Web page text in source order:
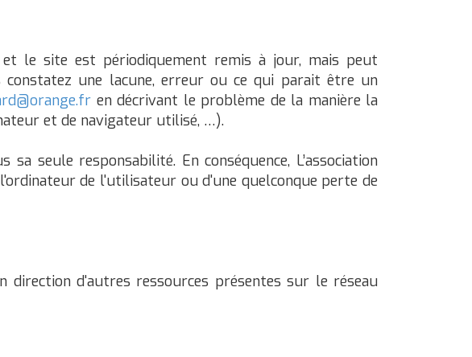
le site est périodiquement remis à jour, mais peut
constatez une lacune, erreur ou ce qui parait être un
en décrivant le problème de la manière la
et de navigateur utilisé, …).
seule responsabilité. En conséquence, L’association
de l'utilisateur ou d'une quelconque perte de
d'autres ressources présentes sur le réseau